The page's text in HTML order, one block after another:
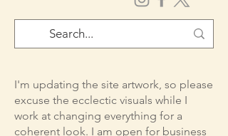
I'm updating the site artwork, so please
excuse the ecclectic visuals while I
work at changing everything for a
coherent look. I am open for business